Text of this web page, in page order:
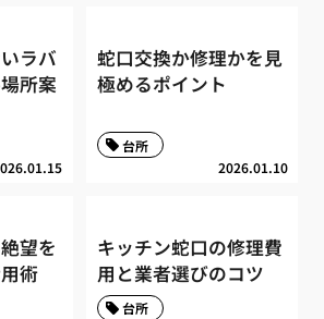
ラバ
所案
蛇口交換か修理かを見
極めるポイント
2026.01.10
台所
望を
術
キッチン蛇口の修理費
用と業者選びのコツ
台所